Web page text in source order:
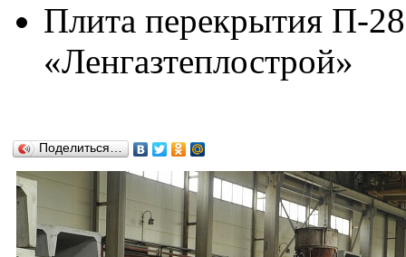
Плита перекрытия П-
«Ленгазтеплострой»
Поделиться…